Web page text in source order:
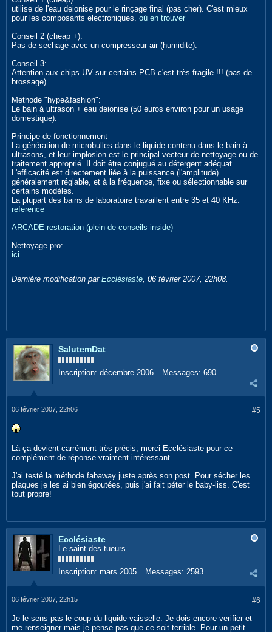
utilise de l'eau deionise pour le rinçage final (pas cher). C'est mieux
pour les composants electroniques. où en trouver
Conseil 2 (cheap +):
Pas de sechage avec un compresseur air (humidite).
Conseil 3:
Attention aux chips UV sur certains PCB c'est très fragile !!! (pas de
brossage)
Methode "hype&fashion":
Le bain à ultrason + eau deionise (50 euros environ pour un usage
domestique).
Principe de fonctionnement
La génération de microbulles dans le liquide contenu dans le bain à
ultrasons, et leur implosion est le principal vecteur de nettoyage ou de
traitement approprié. Il doit être conjugué au détergent adéquat.
L'efficacité est directement liée à la puissance (l'amplitude)
généralement réglable, et à la fréquence, fixe ou sélectionnable sur
certains modèles.
La plupart des bains de laboratoire travaillent entre 35 et 40 KHz.
reference
ARCADE restoration (plein de conseils inside)
Nettoyage pro:
ici
Dernière modification par Ecclésiaste, 06 février 2007, 22h08.
SalutemDat
Inscription: décembre 2006 Messages: 690
#5
06 février 2007, 22h06
Là ça devient carrément très précis, merci Ecclésiaste pour ce
complément de réponse vraiment intéressant.
J'ai testé la méthode fabaway juste après son post. Pour sécher les
plaques je les ai bien égoutées, puis j'ai fait péter le baby-liss. C'est
tout propre!
Ecclésiaste
Le saint des tueurs
Inscription: mars 2005 Messages: 2593
#6
06 février 2007, 22h15
Je le sens pas le coup du liquide vaisselle. Je dois encore verifier et
me renseigner mais je pense pas que ce soit terrible. Pour un petit